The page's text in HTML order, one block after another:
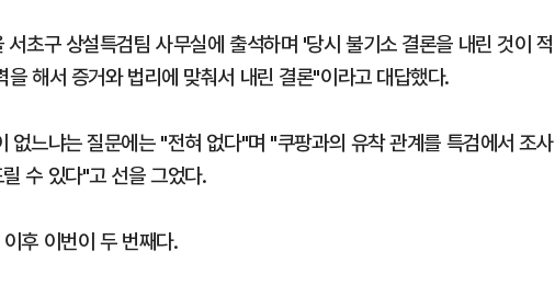
초구 상설특검팀 사무실에 출석하며 '당시 불기소 결론을 내린 것이 적
해서 증거와 법리에 맞춰서 내린 결론"이라고 대답했다.
없느냐는 질문에는 "전혀 없다"며 "쿠팡과의 유착 관계를 특검에서 조사
수 있다"고 선을 그었다.
후 이번이 두 번째다.